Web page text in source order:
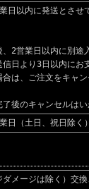
日以内に発送とさせ
2営業日以内に別
日より3日以内にお
は、ご注文をキャ
後のキャンセルは
日（土日、祝日除く
メージは除く）交